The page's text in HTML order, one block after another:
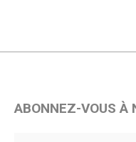
ABONNEZ-VOUS À